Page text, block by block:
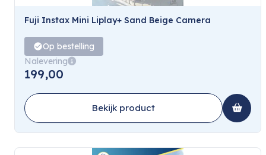
Fuji Instax Mini Liplay+ Sand Beige Camera
Op bestelling
Nalevering
199,00
Bekijk product